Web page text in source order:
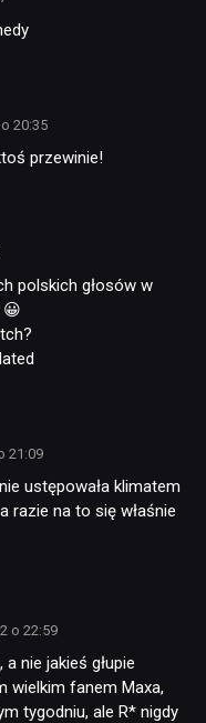
20:35
przewinie!
polskich głosów w
😀
21:09
ustępowała klimatem
razie na to się właśnie
o 22:59
nie jakieś głupie
wielkim fanem Maxa,
tygodniu, ale R* nigdy